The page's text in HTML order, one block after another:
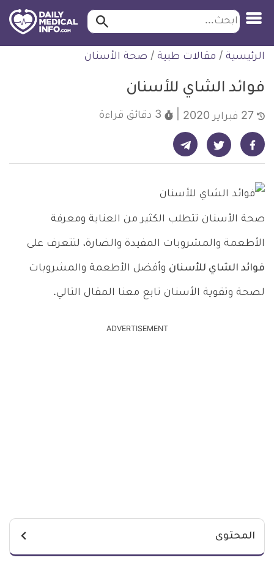
التخطي
للمحتوى
ابحث ابحث…
الرئيسية / مقالات طبية / صحة الأسنان
فوائد الشاي للأسنان
3 دقائق قراءة
شارك على فيسبوك - ديلي ميديكال انفو شارك على تويتر - ديلي ميديكال انفو شارك على تيليجرام - ديلي ميديكال انفو
صحة الأسنان تتطلب الكثير من العناية ومعرفة
الأطعمة والمشروبات المفيدة والضارة، لتتعرف على
فوائد الشاي للأسنان وأفضل الأطعمة والمشروبات
لصحة وتقوية الأسنان تابع معنا المقال التالي.
ADVERTISEMENT
المحتوى